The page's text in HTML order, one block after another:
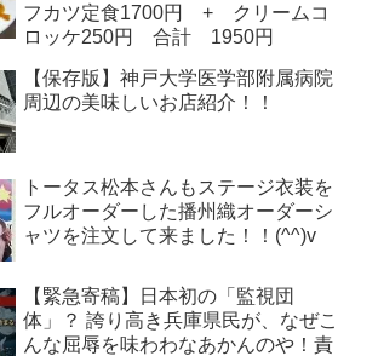
フカツ定食1700円 + クリームコ
ロッケ250円 合計 1950円
【保存版】神戸大学医学部附属病院
周辺の美味しいお店紹介！！
トータス松本さんもステージ衣装を
フルオーダーした播州織オーダーシ
ャツを注文して来ました！！(^^)v
【緊急寄稿】日本初の「監視団
体」？ 誇り高き兵庫県民が、なぜこ
んな屈辱を味わわなあかんのや！責